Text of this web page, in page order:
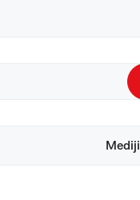
Mediji